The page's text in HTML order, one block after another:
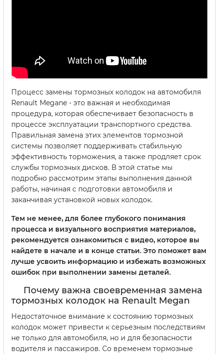
Процесс замены тормозных колодок на автомобиля
Renault Megane - это важная и необходимая
процедура, которая обеспечивает безопасность в
процессе эксплуатации транспортного средства.
Правильная замена этих элементов тормозной
системы позволяет поддерживать стабильную
эффективность торможения, а также продляет срок
службы тормозных дисков. В этой статье мы
подробно рассмотрим этапы выполнения данной
работы, начиная с подготовки автомобиля и
заканчивая установкой новых колодок.
Тем не менее, для более глубокого понимания
процесса и визуального восприятия материалов,
рекомендуется ознакомиться с видео, которое вы
найдете в начале и в конце статьи. Это поможет вам
лучше усвоить информацию и избежать возможных
ошибок при выполнении замены деталей.
Почему важна своевременная замена
тормозных колодок на Renault Megan
Недостаточное внимание к состоянию тормозных
колодок может привести к серьезным последствиям
не только для автомобиля, но и для безопасности
водителя и пассажиров. Со временем тормозные